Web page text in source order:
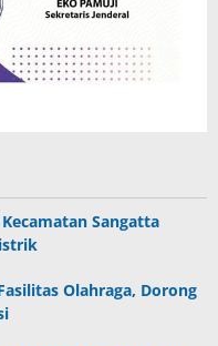
Sangatta
Olahraga, Dorong